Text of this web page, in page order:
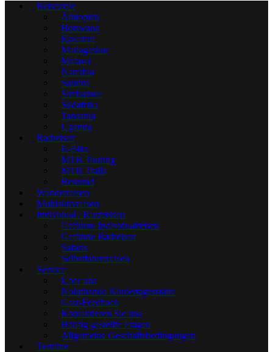
Reiseziele
Äthiopien
Botswana
Eswatini
Madagaskar
Malawi
Namibia
Sambia
Simbabwe
Südafrika
Tansania
Uganda
Radreisen
E-Bike
MTB Touring
MTB Trails
Rennrad
Wanderreisen
Multiaktivreisen
Individual / Kurzreisen
Geführte Individualreisen
Geführte Radreisen
Safaris
Selbstfahrerreisen
Service
Über uns
Noluthando Kindertagesstätte
Gast-Feedback
Kontaktieren Sie uns
Häufig gestellte Fragen
Allgemeine Geschäftsbedingungen
Termine